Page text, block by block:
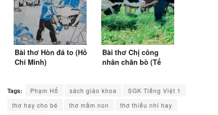
Bài thơ Hòn đá to (Hồ
Chí Minh)
Bài thơ Chị công
nhân chăn bò (Tế
Tags: Phạm Hổ sách giáo khoa
SGK Tiếng Việt 1
thơ hay cho bé
thơ mầm non
thơ thiếu nhi hay